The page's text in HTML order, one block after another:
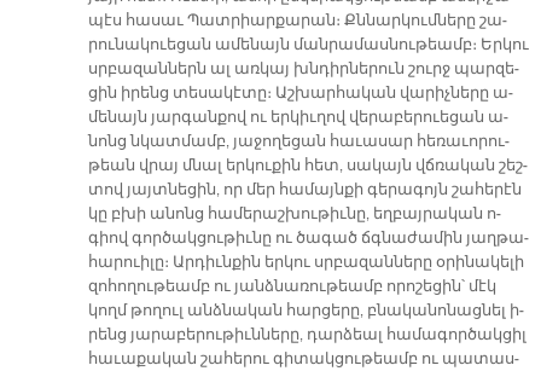
պէս հա­սաւ Պատ­րիար­քա­րան։ Քննար­կում­նե­րը շա­
րու­նա­կուե­ցան ա­մե­նայն ման­րա­մաս­նու­թեամբ։ Եր­կու
սրբա­զան­ներն ալ առ­կայ խնդիր­նե­րուն շուրջ պար­զե­
ցին ի­րենց տե­սա­կէ­տը։ Աշ­խար­հա­կան վա­րիչ­նե­րը ա­
մե­նայն յար­գան­քով ու եր­կիւ­ղով վե­րա­բե­րուե­ցան ա­
նոնց նկատ­մամբ, յա­ջո­ղե­ցան հա­ւա­սար հե­ռա­ւո­րու­
թեան վրայ մնալ եր­կու­քին հետ, սա­կայն վճռա­կան շեշ­
տով յայտ­նե­ցին, որ մեր հա­մայն­քի գե­րա­գոյն շա­հե­րէն
կը բխի ա­նոնց հա­մե­րաշ­խու­թիւ­նը, եղ­բայ­րա­կան ո­
գիով գոր­ծակ­ցու­թիւ­նը ու ծա­գած ճգնա­ժա­մին յաղ­թա­
հա­րուի­լը։ Ար­դիւն­քին եր­կու սրբա­զան­նե­րը օ­րի­նա­կե­լի
զո­հո­ղու­թեամբ ու յանձ­նա­ռու­թեամբ ո­րո­շե­ցին՝ մէկ
կողմ թո­ղուլ անձ­նա­կան հար­ցե­րը, բնա­կա­նո­նաց­նել ի­
րենց յա­րա­բե­րու­թիւն­նե­րը, դար­ձեալ հա­մա­գոր­ծակ­ցիլ
հա­ւա­քա­կան շա­հե­րու գի­տակ­ցու­թեամբ ու պա­տաս­